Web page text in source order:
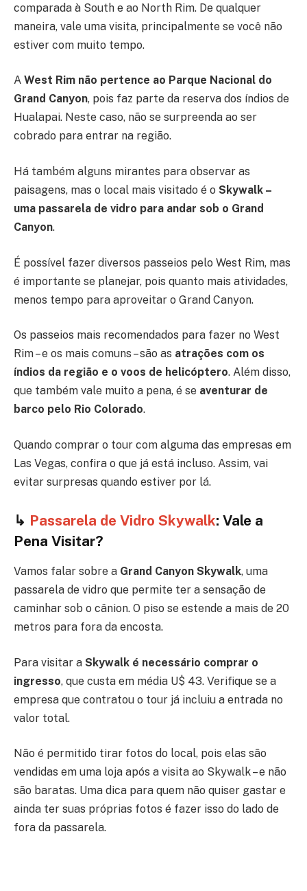
comparada à South e ao North Rim. De qualquer
maneira, vale uma visita, principalmente se você não
estiver com muito tempo.
A West Rim não pertence ao Parque Nacional do
Grand Canyon, pois faz parte da reserva dos índios de
Hualapai. Neste caso, não se surpreenda ao ser
cobrado para entrar na região.
Há também alguns mirantes para observar as
paisagens, mas o local mais visitado é o Skywalk –
uma passarela de vidro para andar sob o Grand
Canyon.
É possível fazer diversos passeios pelo West Rim, mas
é importante se planejar, pois quanto mais atividades,
menos tempo para aproveitar o Grand Canyon.
Os passeios mais recomendados para fazer no West
Rim – e os mais comuns – são as atrações com os
índios da região e o voos de helicóptero. Além disso,
que também vale muito a pena, é se aventurar de
barco pelo Rio Colorado.
Quando comprar o tour com alguma das empresas em
Las Vegas, confira o que já está incluso. Assim, vai
evitar surpresas quando estiver por lá.
↳ Passarela de Vidro Skywalk: Vale a
Pena Visitar?
Vamos falar sobre a Grand Canyon Skywalk, uma
passarela de vidro que permite ter a sensação de
caminhar sob o cânion. O piso se estende a mais de 20
metros para fora da encosta.
Para visitar a Skywalk é necessário comprar o
ingresso, que custa em média U$ 43. Verifique se a
empresa que contratou o tour já incluiu a entrada no
valor total.
Não é permitido tirar fotos do local, pois elas são
vendidas em uma loja após a visita ao Skywalk – e não
são baratas. Uma dica para quem não quiser gastar e
ainda ter suas próprias fotos é fazer isso do lado de
fora da passarela.